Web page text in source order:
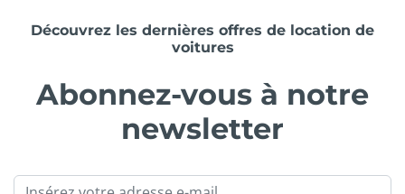
Découvrez les dernières offres de location de
voitures
Abonnez-vous à notre
newsletter
Email